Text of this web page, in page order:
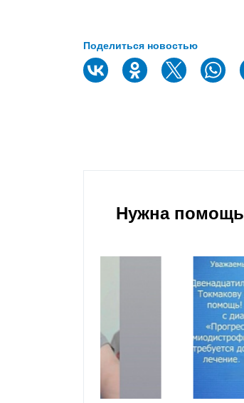
Поделиться новостью
Нужна помощь